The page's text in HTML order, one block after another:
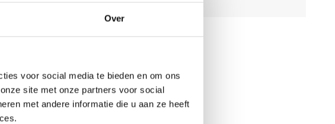
Over
voor social media te bieden en om ons
site met onze partners voor social
met andere informatie die u aan ze heeft